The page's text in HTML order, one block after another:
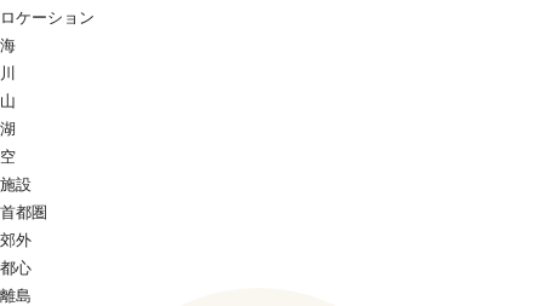
ロケーション
海
川
山
湖
空
施設
首都圏
郊外
都心
離島